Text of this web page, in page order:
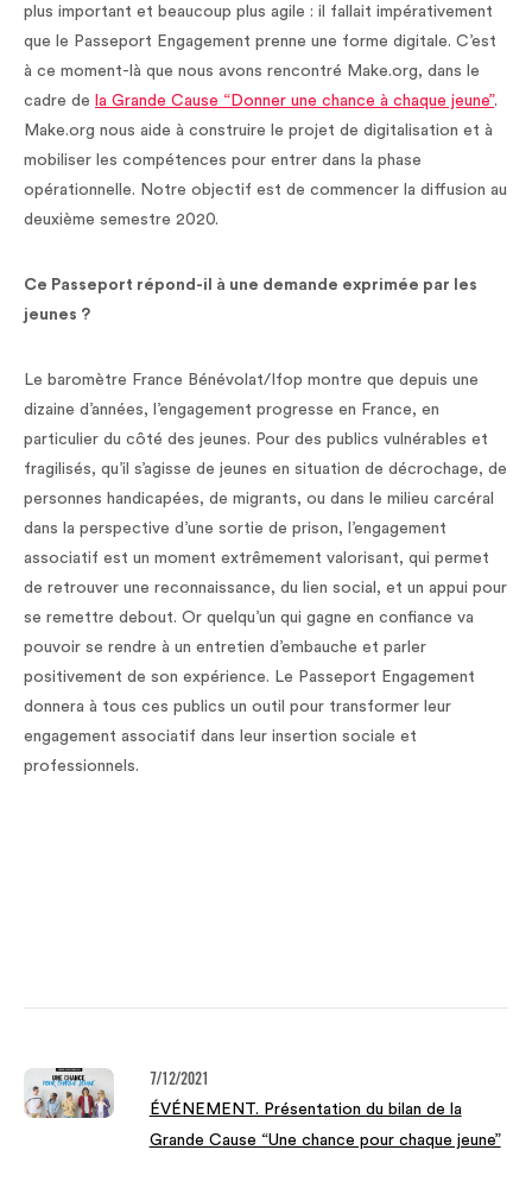
plus important et beaucoup plus agile : il fallait impérativement
que le Passeport Engagement prenne une forme digitale. C’est
à ce moment-là que nous avons rencontré Make.org, dans le
cadre de la Grande Cause “Donner une chance à chaque jeune”.
Make.org nous aide à construire le projet de digitalisation et à
mobiliser les compétences pour entrer dans la phase
opérationnelle. Notre objectif est de commencer la diffusion au
deuxième semestre 2020.
Ce Passeport répond-il à une demande exprimée par les
jeunes ?
Le baromètre France Bénévolat/Ifop montre que depuis une
dizaine d’années, l’engagement progresse en France, en
particulier du côté des jeunes. Pour des publics vulnérables et
fragilisés, qu’il s’agisse de jeunes en situation de décrochage, de
personnes handicapées, de migrants, ou dans le milieu carcéral
dans la perspective d’une sortie de prison, l’engagement
associatif est un moment extrêmement valorisant, qui permet
de retrouver une reconnaissance, du lien social, et un appui pour
se remettre debout. Or quelqu’un qui gagne en confiance va
pouvoir se rendre à un entretien d’embauche et parler
positivement de son expérience. Le Passeport Engagement
donnera à tous ces publics un outil pour transformer leur
engagement associatif dans leur insertion sociale et
professionnels.
7/12/2021
ÉVÉNEMENT. Présentation du bilan de la
Grande Cause “Une chance pour chaque jeune”